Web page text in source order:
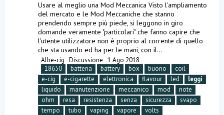
Usare al meglio una Mod Meccanica Visto l'ampliamento
del mercato e le Mod Meccaniche che stanno
prendendo sempre più piede, si leggono in giro
domande veramente "particolari" che fanno capire che
l'utente utilizzatore non è proprio al corrente di quello
che sta usando ed ha per le mani, con il...
Albe-cig Discussione 1 Ago 2018
18650
batteria battery box buono
coil
e-cig
e-cigarette elettronica flavour led
leggi
liquido
manutenzione meccanico mod
note
ohm
resa resistenza senza sicurezza
svapo
tempo
tubo vaping vapore
volts